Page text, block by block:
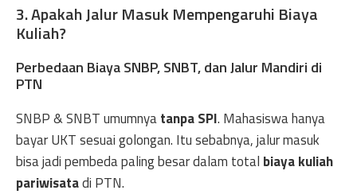
3. Apakah Jalur Masuk Mempengaruhi Biaya
Kuliah?
Perbedaan Biaya SNBP, SNBT, dan Jalur Mandiri di
PTN
SNBP & SNBT umumnyatanpa SPI. Mahasiswa hanya
bayar UKT sesuai golongan. Itu sebabnya, jalur masuk
bisa jadi pembeda paling besar dalam total biaya kuliah
pariwisatadi PTN.